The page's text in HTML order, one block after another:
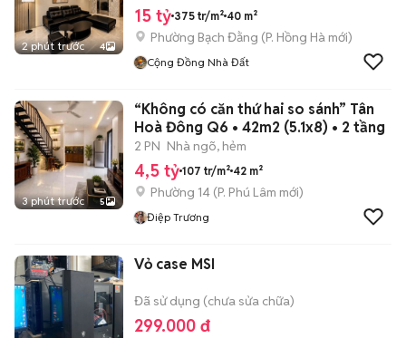
2 phút trước 4
15 tỷ 375 tr/m² 40 m²
Phường Bạch Đằng (P. Hồng Hà mới)
Cộng Đồng Nhà Đất
3 phút trước 5
“Không có căn thứ hai so sánh” Tân
Hoà Đông Q6 • 42m2 (5.1x8) • 2 tầng
2 PN Nhà ngõ, hẻm
4,5 tỷ 107 tr/m² 42 m²
Phường 14 (P. Phú Lâm mới)
Điệp Trương
Vỏ case MSI
Đã sử dụng (chưa sửa chữa)
299.000 đ